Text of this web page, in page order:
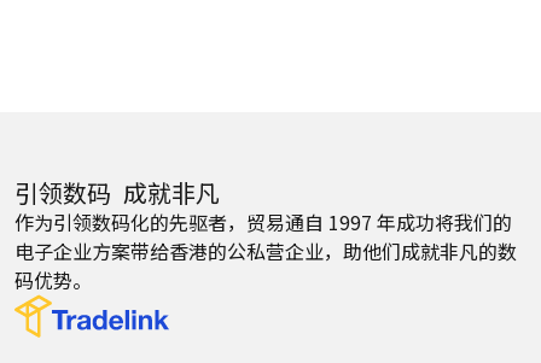
引领数码 成就非凡
作为引领数码化的先驱者，贸易通自 1997 年成功将我们的
电子企业方案带给香港的公私营企业，助他们成就非凡的数
码优势。